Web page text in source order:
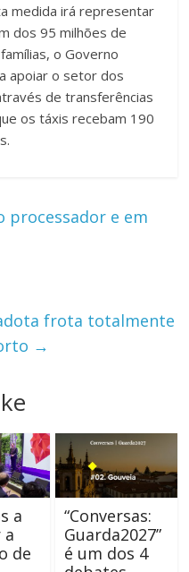
medida irá representar
dos 95 milhões de
o Governo
apoiar o setor dos
de transferências
os táxis recebam 190
processador e em
frota totalmente
→
a
a
de
“Conversas:
Guarda2027”
é um dos 4